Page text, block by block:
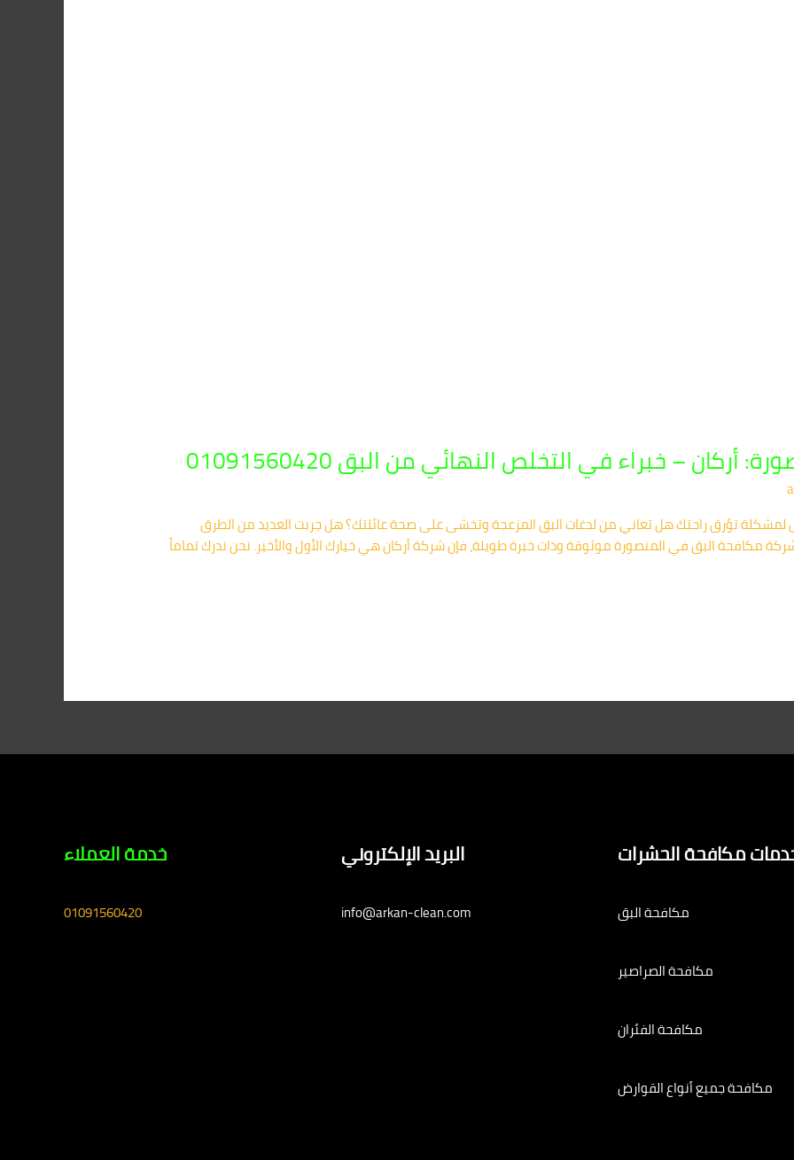
– خبراء في التخلص النهائي من البق 01091560420
لمشكلة تؤرق راحتك هل تعاني من لدغات البق المزعجة وتخشى على صحة عائلتك؟ هل جربت العديد من الطرق
مكافحة البق في المنصورة موثوقة وذات خبرة طويلة، فإن شركة أركان هي خيارك الأول والأخير. نحن ندرك تماماً
مكافحة الحشرات
مكافحة البق
مكافحة الصراصير
مكافحة الفئران
مكافحة جميع أنواع القوارض
البريد الإلكتروني
info@arkan-clean.com
خدمة العملاء
01091560420